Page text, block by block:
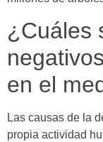
¿Cuáles
en el
Las causas de la
propia actividad